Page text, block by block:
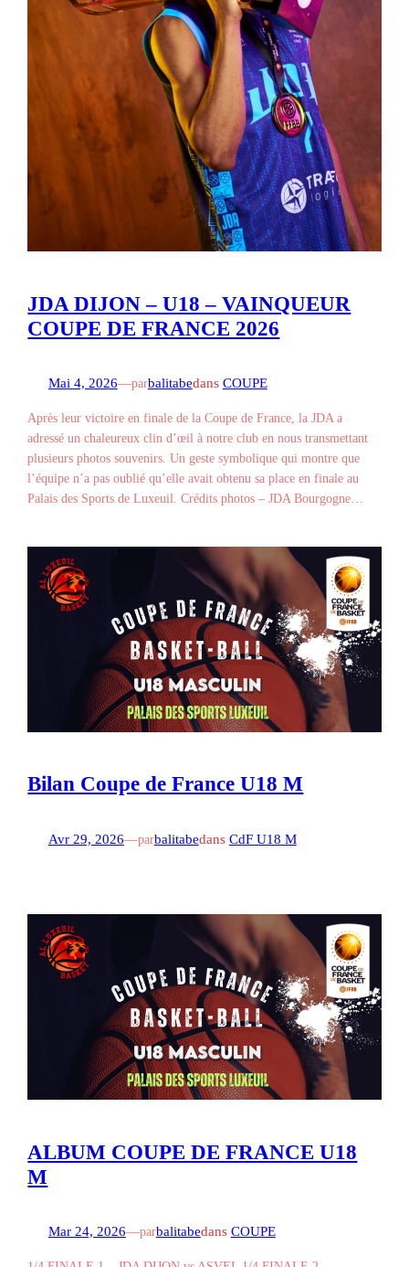
JDA DIJON – U18 – VAINQUEUR
COUPE DE FRANCE 2026
Mai 4, 2026—parbalitabedans COUPE
Après leur victoire en finale de la Coupe de France, la JDA a
adressé un chaleureux clin d’œil à notre club en nous transmettant
plusieurs photos souvenirs. Un geste symbolique qui montre que
l’équipe n’a pas oublié qu’elle avait obtenu sa place en finale au
Palais des Sports de Luxeuil. Crédits photos – JDA Bourgogne…
Bilan Coupe de France U18 M
Avr 29, 2026—parbalitabedans CdF U18 M
ALBUM COUPE DE FRANCE U18
M
Mar 24, 2026—parbalitabedans COUPE